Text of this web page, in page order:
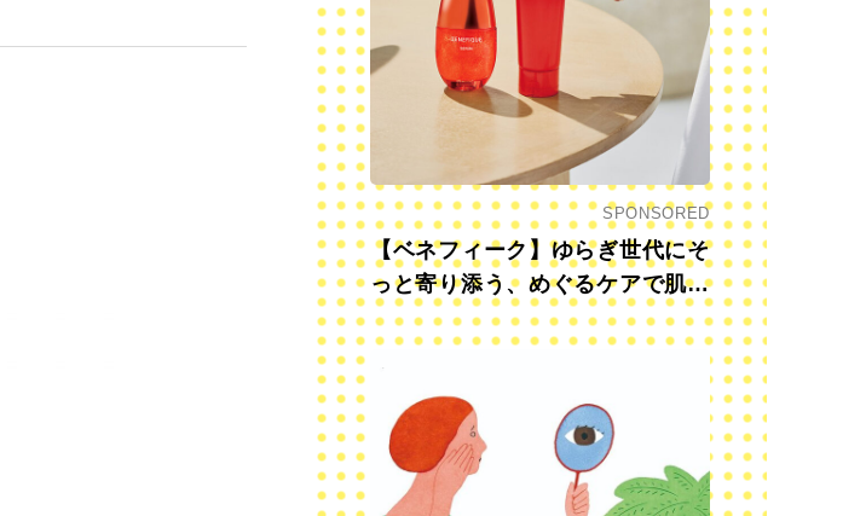
SPONSORED
【ベネフィーク】ゆらぎ世代にそ
っと寄り添う、めぐるケアで肌も
心も前向きに